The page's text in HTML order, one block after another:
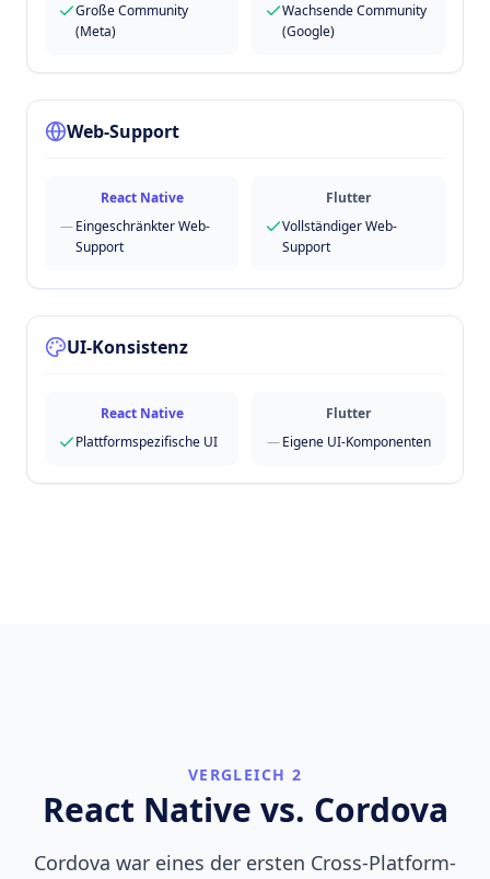
Große Community
(Meta)
Wachsende Community
(Google)
Web-Support
React Native
—Eingeschränkter Web-
Support
Flutter
Vollständiger Web-
Support
UI-Konsistenz
React Native
Plattformspezifische UI
Flutter
—Eigene UI-Komponenten
VERGLEICH 2
React Native vs. Cordova
Cordova war eines der ersten Cross-Platform-